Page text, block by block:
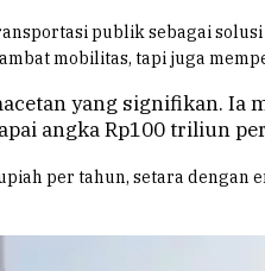
publik sebagai
mobilitas, tapi juga
yang signifikan.
angka Rp100 triliun
per tahun, setara dengan